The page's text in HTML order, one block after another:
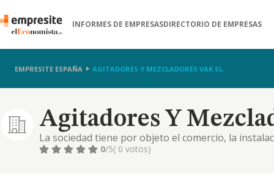
INFORMES DE EMPRESASDIRECTORIO DE EMPRESAS
EMPRESITE ESPAÑA AGITADORES Y MEZCLADORES VAK SL.
Agitadores Y
La sociedad tiene por objeto el comercio, la
agitadores
0/5( 0 votos)